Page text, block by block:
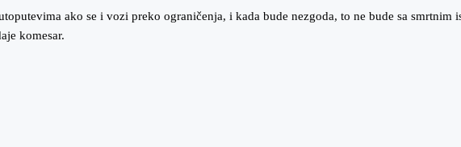
ako se i vozi preko ograničenja, i kada bude nezgoda, to ne bude sa smrtnim
komesar.